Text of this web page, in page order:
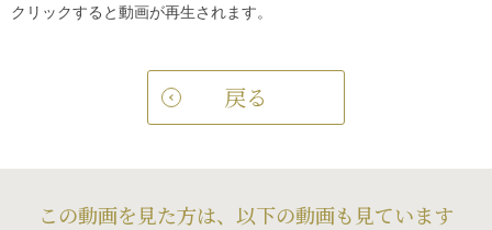
クリックすると動画が再生されます。
戻る
この動画を見た方は、以下の動画も見ています